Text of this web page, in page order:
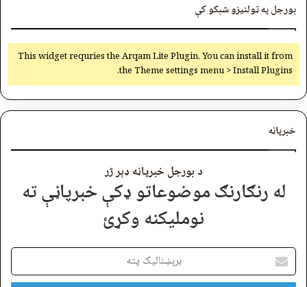
بورجل په ټولنیزو شبکو کې
This widget requries the Arqam Lite Plugin, You can install it from
the Theme settings menu > Install Plugins.
خبرپاڼه
د بورجل خبرپاڼه ډېر ژر
له رنګارنګ موضوعاتو ډکې خبرپاڼې ته
نوملیکنه وکړئ
برېښنالیک
پته